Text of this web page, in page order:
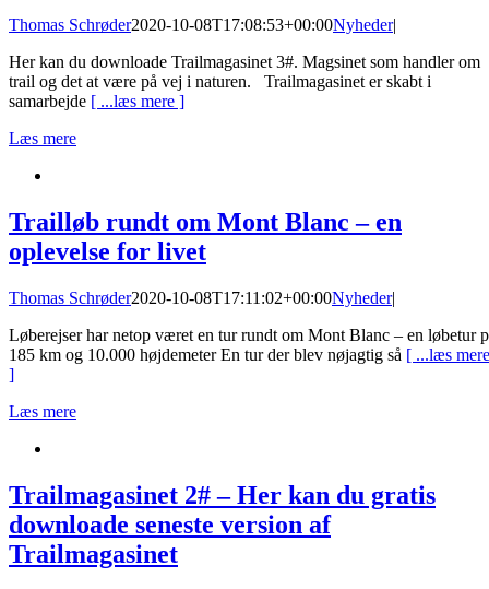
Thomas Schrøder2020-10-08T17:08:53+00:00Nyheder|
Her kan du downloade Trailmagasinet 3#. Magsinet som handler om
trail og det at være på vej i naturen. Trailmagasinet er skabt i
samarbejde [ ...læs mere ]
Læs mere
Trailløb rundt om Mont Blanc – en
oplevelse for livet
Thomas Schrøder2020-10-08T17:11:02+00:00Nyheder|
Løberejser har netop været en tur rundt om Mont Blanc – en løbetur
185 km og 10.000 højdemeter En tur der blev nøjagtig så [ ...læs mere
]
Læs mere
Trailmagasinet 2# – Her kan du gratis
downloade seneste version af
Trailmagasinet